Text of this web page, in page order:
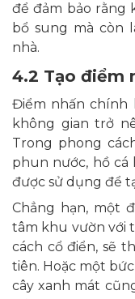
để đảm bảo rằng
bổ sung mà còn
nhà.
4.2 Tạo điểm
Điểm nhấn chính
không gian trở
Trong phong
phun nước, hồ cá
được sử dụng để
Chẳng hạn, một
tâm khu vườn với
cách cổ điển, sẽ
tiên. Hoặc một
cây xanh mát